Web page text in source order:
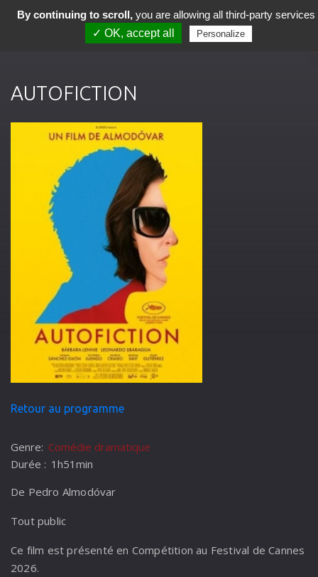
AUTOFICTION
Retour au programme
Genre: Comédie dramatique
Durée : 1h51min
De Pedro Almodóvar
Tout public
Ce film est présenté en Compétition au Festival de Cannes
2026.
By continuing to scroll, you are allowing all third-party services
✓ OK, accept all
Personalize